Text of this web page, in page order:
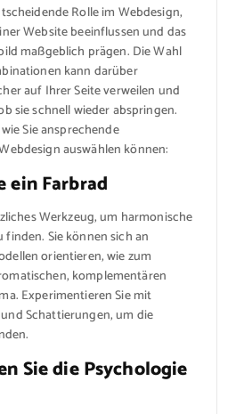
Rolle im Webdesign,
Website beeinflussen und das
maßgeblich prägen. Die Wahl
kann darüber
auf Ihrer Seite verweilen und
sie schnell wieder abspringen.
Sie ansprechende
auswählen können:
ein Farbrad
Werkzeug, um harmonische
Sie können sich an
orientieren, wie zum
komplementären
Experimentieren Sie mit
Schattierungen, um die
Sie die Psychologie